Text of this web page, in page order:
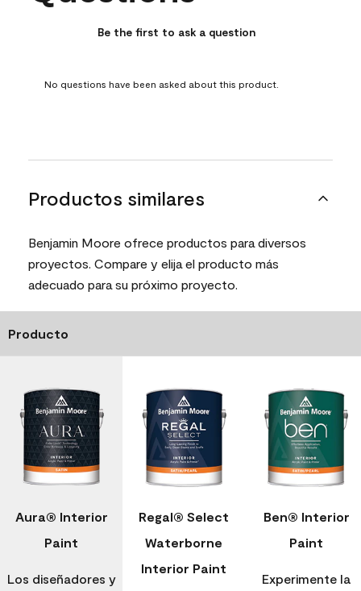
Be the first to ask a question
No questions have been asked about this product.
Productos similares
Benjamin Moore ofrece productos para diversos
proyectos. Compare y elija el producto más
adecuado para su próximo proyecto.
Producto
Aura® Interior
Paint
Los diseñadores y
Regal® Select
Waterborne
Interior Paint
Ben® Interior
Paint
Experimente la